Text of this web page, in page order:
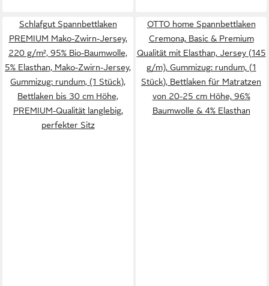
Schlafgut Spannbettlaken
PREMIUM Mako-Zwirn-Jersey,
220 g/m², 95% Bio-Baumwolle,
5% Elasthan, Mako-Zwirn-Jersey,
Gummizug: rundum, (1 Stück),
Bettlaken bis 30 cm Höhe,
PREMIUM-Qualität langlebig,
perfekter Sitz
OTTO home Spannbettlaken
Cremona, Basic & Premium
Qualität mit Elasthan, Jersey (145
g/m), Gummizug: rundum, (1
Stück), Bettlaken für Matratzen
von 20-25 cm Höhe, 96%
Baumwolle & 4% Elasthan